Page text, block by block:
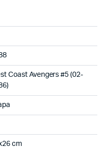
Coast Avengers #5 (02-
cm